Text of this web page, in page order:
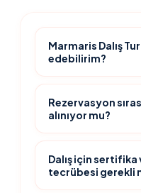
Marmaris Dalış
edebilirim?
Rezervasyon
alınıyor mu?
Dalış için sertifika
tecrübesi gerekli